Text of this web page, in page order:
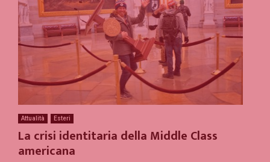
Attualità Esteri
La crisi identitaria della Middle Class
americana